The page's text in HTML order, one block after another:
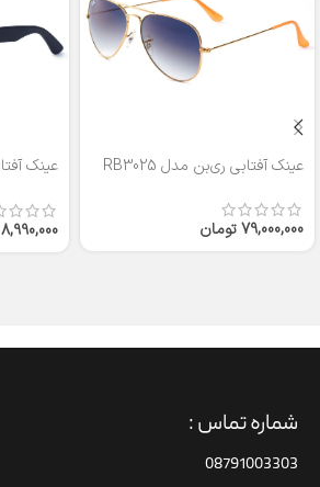
عینک آفتابی ری‌بن مدل RB3025
79,000,000تومان
8,990,000
شماره تماس :
08791003303